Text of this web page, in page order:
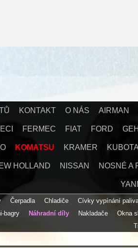
KONTAKT O NÁS AIRMAN
FERMEC FIAT FORD
KOMATSU KRAMER KUBOTA
HOLLAND NISSAN NOSNÉ A
Čerpadla Chladiče Cívky vypínání
bagry Náhradní díly Nakladače Okna